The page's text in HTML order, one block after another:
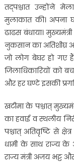
तद्पश्चात उन्होंने
मुलाकात की।
ढाढस बंधाया।
नुकसान का अतिशीघ्र
जो लोग बेघर हो गए
जिलाधिकारियों को
और हर घण्टे इसकी
खटीमा के पश्चात्
का हवाई व स्थलीय
पश्चात् अतिवृष्टि से
धामी के साथ राज्य के
राज्य मंत्री अजय भट्ट